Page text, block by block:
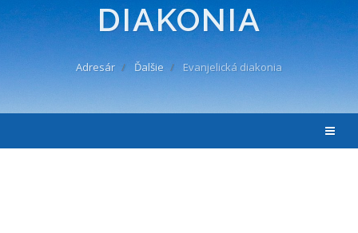
DIAKONIA
Adresár Ďalšie Evanjelická diakonia